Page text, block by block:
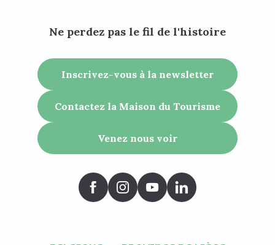
Ne perdez pas le fil de l'histoire
Inscrivez-vous à la newsletter
Contactez la Maison du Tourisme
Venez nous voir